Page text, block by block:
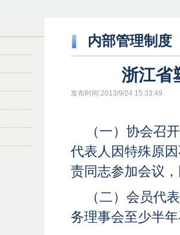
内部管理制度
浙江省
发布时间:2013/9/24 15:33:49
（一）协会召
代表人因特殊原
责同志参加会议
（二）会员代
务理事会至少半